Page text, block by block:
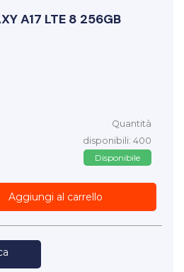
A17 LTE 8 256GB
Quantità
disponibili: 400
Disponibile
Aggiungi al carrello